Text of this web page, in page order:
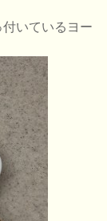
いているヨー